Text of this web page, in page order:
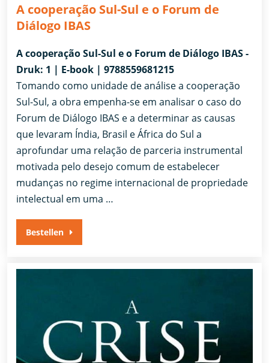
A cooperação Sul-Sul e o Forum de
Diálogo IBAS
A cooperação Sul-Sul e o Forum de Diálogo IBAS -
Druk: 1 | E-book | 9788559681215
Tomando como unidade de análise a cooperação
Sul-Sul, a obra empenha-se em analisar o caso do
Forum de Diálogo IBAS e a determinar as causas
que levaram Índia, Brasil e África do Sul a
aprofundar uma relação de parceria instrumental
motivada pelo desejo comum de estabelecer
mudanças no regime internacional de propriedade
intelectual em uma …
Bestellen